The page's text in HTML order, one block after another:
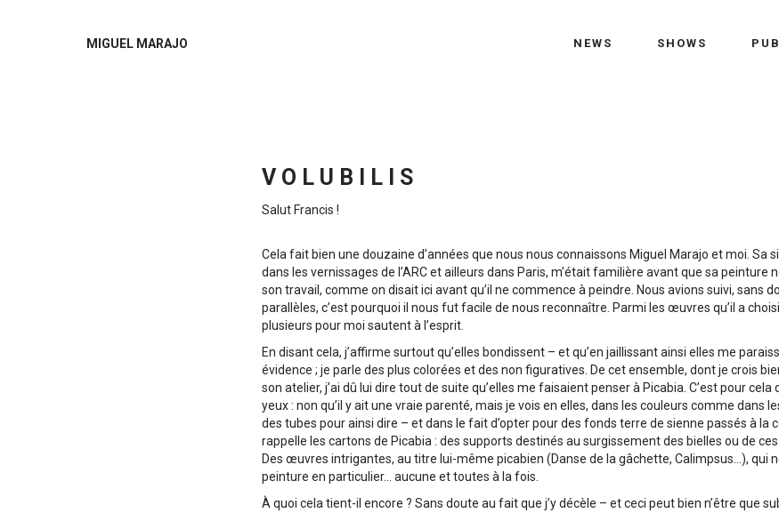
MIGUEL MARAJO NEWS SHOWS
VOLUBILIS
Salut Francis !
Cela fait bien une douzaine d’années que nous nous connaissons Miguel Marajo et moi. Sa
dans les vernissages de l’ARC et ailleurs dans Paris, m’était familière avant que sa peinture
son travail, comme on disait ici avant qu’il ne commence à peindre. Nous avions suivi, sans
parallèles, c’est pourquoi il nous fut facile de nous reconnaître. Parmi les œuvres qu’il a
plusieurs pour moi sautent à l’esprit.
En disant cela, j’affirme surtout qu’elles bondissent – et qu’en jaillissant ainsi elles me
évidence ; je parle des plus colorées et des non figuratives. De cet ensemble, dont je crois
son atelier, j’ai dû lui dire tout de suite qu’elles me faisaient penser à Picabia. C’est pour cela
yeux : non qu’il y ait une vraie parenté, mais je vois en elles, dans les couleurs comme dans
des tubes pour ainsi dire – et dans le fait d’opter pour des fonds terre de sienne passés à la
rappelle les cartons de Picabia : des supports destinés au surgissement des bielles ou de
Des œuvres intrigantes, au titre lui-même picabien (Danse de la gâchette, Calimpsus…), qui
peinture en particulier… aucune et toutes à la fois.
À quoi cela tient-il encore ? Sans doute au fait que j’y décèle – et ceci peut bien n’être que